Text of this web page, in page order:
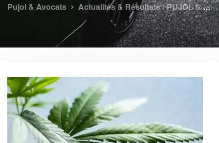
Pujol & Avocats Actualités & Résultats : PUJOL & Avocats